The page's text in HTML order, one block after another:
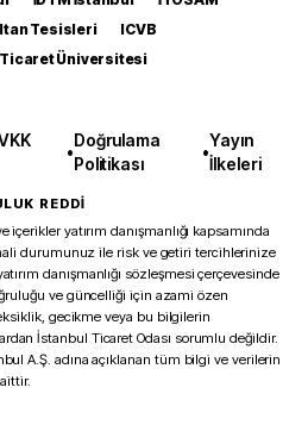
Tesisleri
ICVB
Üniversitesi
•
Doğrulama
Politikası
•
Yayın
İlkeleri
REDDİ
yatırım danışmanlığı kapsamında
durumunuz ile risk ve getiri tercihlerinize
danışmanlığı sözleşmesi çerçevesinde
ve güncelliği için azami özen
gecikme veya bu bilgilerin
İstanbul Ticaret Odası sorumlu değildir.
A.Ş. adına açıklanan tüm bilgi ve verilerin